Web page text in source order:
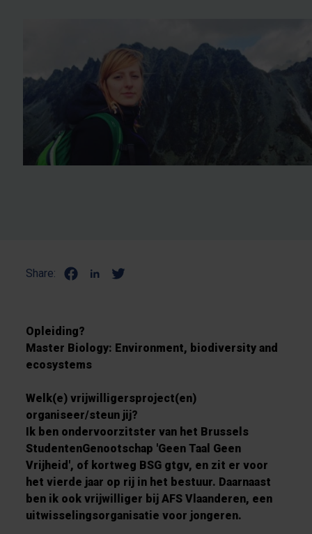
Share:
Opleiding?
Master Biology: Environment, biodiversity and
ecosystems
Welk(e) vrijwilligersproject(en)
organiseer/steun jij?
Ik ben ondervoorzitster van het Brussels
StudentenGenootschap 'Geen Taal Geen
Vrijheid', of kortweg BSG gtgv, en zit er voor
het vierde jaar op rij in het bestuur. Daarnaast
ben ik ook vrijwilliger bij AFS Vlaanderen, een
uitwisselingsorganisatie voor jongeren.